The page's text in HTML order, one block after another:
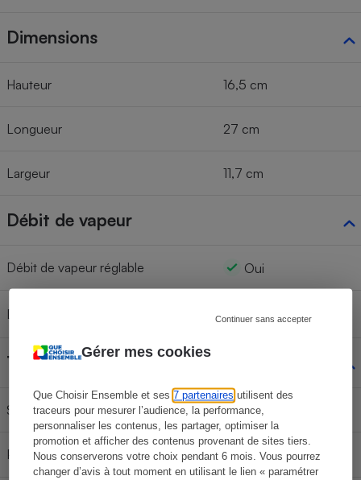
Gérer mes cookies
Que Choisir Ensemble et ses7 partenaires utilisent des
traceurs pour mesurer l’audience, la performance,
personnaliser les contenus, les partager, optimiser la
promotion et afficher des contenus provenant de sites tiers.
Nous conserverons votre choix pendant 6 mois. Vous pourrez
changer d’avis à tout moment en utilisant le lien « paramétrer
Continuer sans accepter
Dimensions
Hauteur 16,5 cm
Longueur 27 cm
Largeur 11,7 cm
Débit de vapeur
Débit de vapeur réglable Oui
Débit de vapeur automatique
Thermostat
Sérigraphie du thermostat Symboles et texte
Pas de réglage du thermostat Non